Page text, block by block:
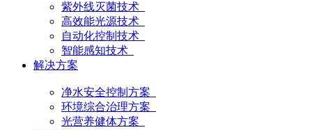
紫外线灭菌技术
高效能光源技术
自动化控制技术
智能感知技术
解决方案
净水安全控制方案
环境综合治理方案
光营养健体方案